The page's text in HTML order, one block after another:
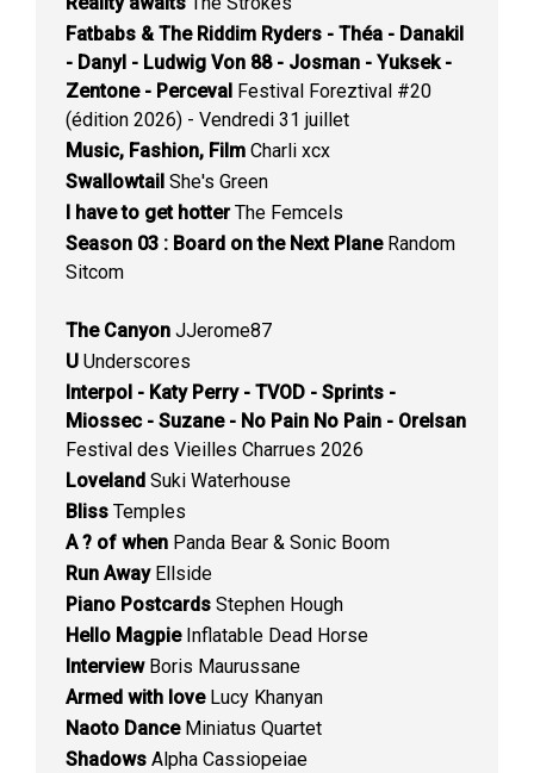
Fatbabs & The Riddim Ryders - Théa - Danakil
- Danyl - Ludwig Von 88 - Josman - Yuksek -
Zentone - Perceval Festival Foreztival #20
(édition 2026) - Vendredi 31 juillet
Music, Fashion, Film Charli xcx
Swallowtail She's Green
I have to get hotterThe Femcels
Season 03 : Board on the Next PlaneRandom
Sitcom
The Canyon JJerome87
U Underscores
Interpol - Katy Perry - TVOD - Sprints -
Miossec - Suzane - No Pain No Pain - Orelsan
Festival des Vieilles Charrues 2026
Loveland Suki Waterhouse
Bliss Temples
A ? of when Panda Bear & Sonic Boom
Run AwayEllside
Piano Postcards Stephen Hough
Hello MagpieInflatable Dead Horse
InterviewBoris Maurussane
Armed with loveLucy Khanyan
Naoto DanceMiniatus Quartet
Shadows Alpha Cassiopeiae